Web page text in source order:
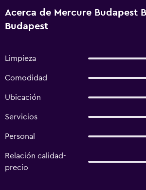
Acerca de Mercure Budapest
Budapest
Limpieza
Comodidad
Ubicación
Servicios
Personal
Relación calidad-
precio